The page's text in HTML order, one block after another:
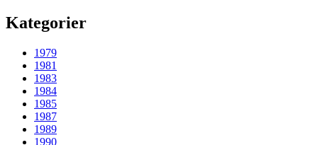
Kategorier
1979
1981
1983
1984
1985
1987
1989
1990